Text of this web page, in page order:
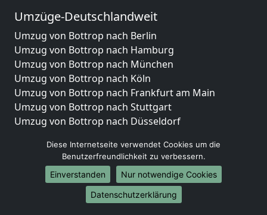
Umzüge-Deutschlandweit
Umzug von Bottrop nach Berlin
Umzug von Bottrop nach Hamburg
Umzug von Bottrop nach München
Umzug von Bottrop nach Köln
Umzug von Bottrop nach Frankfurt am Main
Umzug von Bottrop nach Stuttgart
Umzug von Bottrop nach Düsseldorf
Umzug von Bottrop nach Dortmund
Umzug von Bottrop nach Essen
Umzug von Bottrop nach Bremen
Umzug von Bottrop nach Dresden
Umzug von Bottrop nach Hannover
Diese Internetseite verwendet Cookies um die
Benutzerfreundlichkeit zu verbessern.
Einverstanden
Nur notwendige Cookies
Datenschutzerklärung